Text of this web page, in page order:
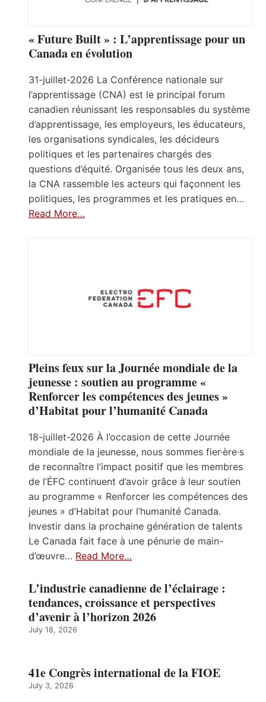
« Future Built » : L’apprentissage pour un
Canada en évolution
31-juillet-2026 La Conférence nationale sur
l’apprentissage (CNA) est le principal forum
canadien réunissant les responsables du système
d’apprentissage, les employeurs, les éducateurs,
les organisations syndicales, les décideurs
politiques et les partenaires chargés des
questions d’équité. Organisée tous les deux ans,
la CNA rassemble les acteurs qui façonnent les
politiques, les programmes et les pratiques en…
Read More…
Pleins feux sur la Journée mondiale de la
jeunesse : soutien au programme «
Renforcer les compétences des jeunes »
d’Habitat pour l’humanité Canada
18-juillet-2026 À l’occasion de cette Journée
mondiale de la jeunesse, nous sommes fier·ère·s
de reconnaître l’impact positif que les membres
de l’ÉFC continuent d’avoir grâce à leur soutien
au programme « Renforcer les compétences des
jeunes » d’Habitat pour l’humanité Canada.
Investir dans la prochaine génération de talents
Le Canada fait face à une pénurie de main-
d’œuvre… Read More…
L’industrie canadienne de l’éclairage :
tendances, croissance et perspectives
d’avenir à l’horizon 2026
July 18, 2026
41e Congrès international de la FIOE
July 3, 2026